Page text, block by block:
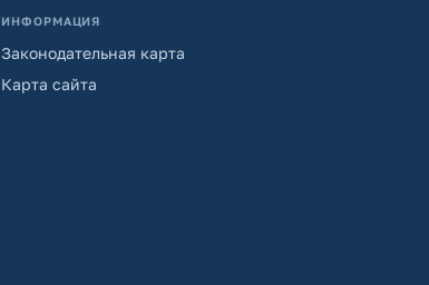
ИНФОРМАЦИЯ
Законодательная карта
Карта сайта